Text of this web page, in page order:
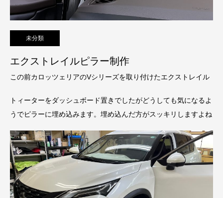
未分類
エクストレイルピラー制作
この前カロッツェリアのVシリーズを取り付けたエクストレイル
トィーターをダッシュボード置きでしたがどうしても気になるよ
うでピラーに埋め込みます。埋め込んだ方がスッキリしますよね